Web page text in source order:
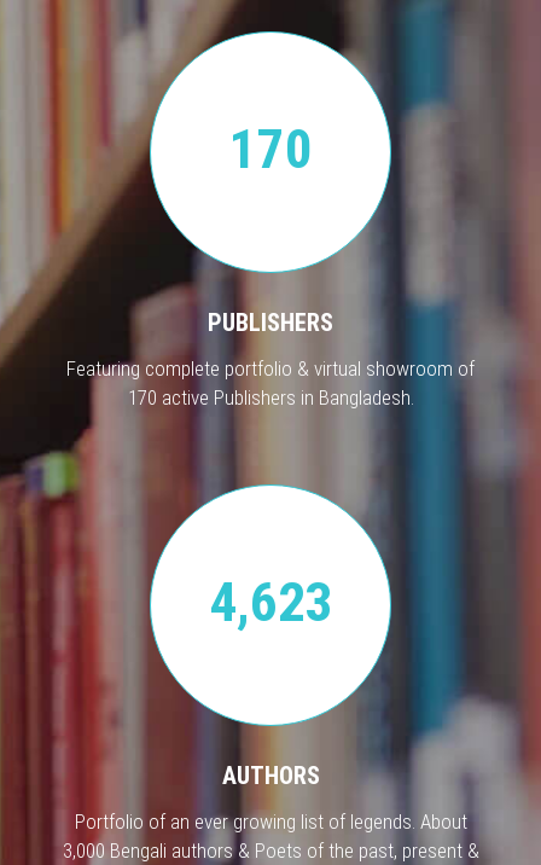
170
PUBLISHERS
Featuring complete portfolio & virtual showroom of
170 active Publishers in Bangladesh.
4,623
AUTHORS
Portfolio of an ever growing list of legends. About
3,000 Bengali authors & Poets of the past, present &